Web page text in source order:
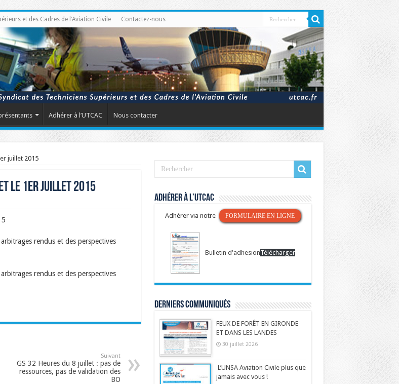
et des Cadres de l’Aviation Civile Contactez-nous
Adhérer à l’UTCAC Nous contacter
juillet 2015
et le 1er juillet 2015
rendus et des perspectives
rendus et des perspectives
Suivant
GS 32 Heures du 8 juillet : pas de
ressources, pas de validation des
BO
Adhérer à l’UTCAC
Adhérer via notre FORMULAIRE EN LIGNE
Bulletin d'adhesionTélécharger
Derniers communiqués
FEUX DE FORÊT EN GIRONDE
ET DANS LES LANDES
30 juillet 2026
L’UNSA Aviation Civile plus que
jamais avec vous !